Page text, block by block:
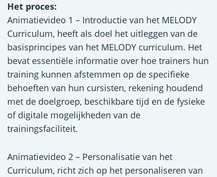
Het proces:
Animatievideo 1 – Introductie van het MELODY
Curriculum, heeft als doel het uitleggen van de
basisprincipes van het MELODY curriculum. Het
bevat essentiële informatie over hoe trainers hun
training kunnen afstemmen op de specifieke
behoeften van hun cursisten, rekening houdend
met de doelgroep, beschikbare tijd en de fysieke
of digitale mogelijkheden van de
trainingsfaciliteit.
Animatievideo 2 – Personalisatie van het
Curriculum, richt zich op het personaliseren van